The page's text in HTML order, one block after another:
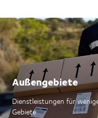
Außengebiete
Dienstleistungen für
Gebiete